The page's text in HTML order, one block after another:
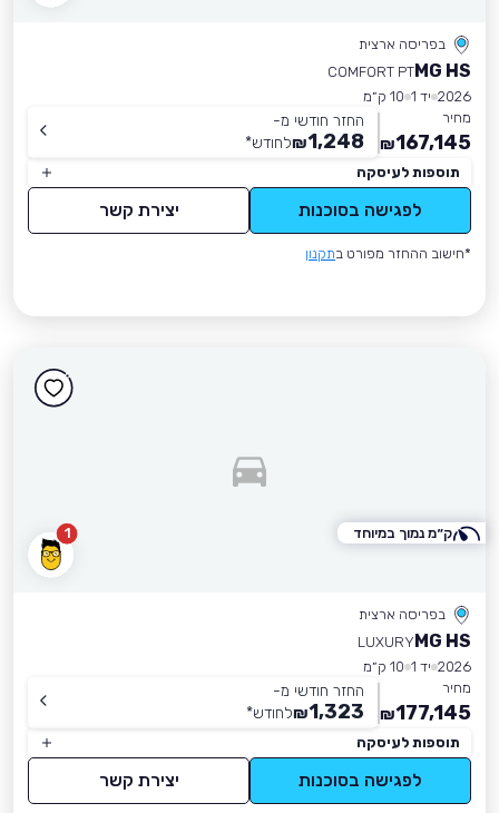
בפריסה ארצית
MG HS
COMFORT PT
2026 יד 1
10 ק״מ
מחיר
167,145
₪
החזר חודשי מ-
1,248
₪לחודש*
תוספות לעיסקה
לפגישה בסוכנות יצירת קשר
*חישוב ההחזר מפורט בתקנון
1
בפריסה ארצית
MG HS
LUXURY
2026 יד 1
10 ק״מ
מחיר
177,145
₪
החזר חודשי מ-
1,323
₪לחודש*
תוספות לעיסקה
לפגישה בסוכנות יצירת קשר
ק״מ נמוך במיוחד